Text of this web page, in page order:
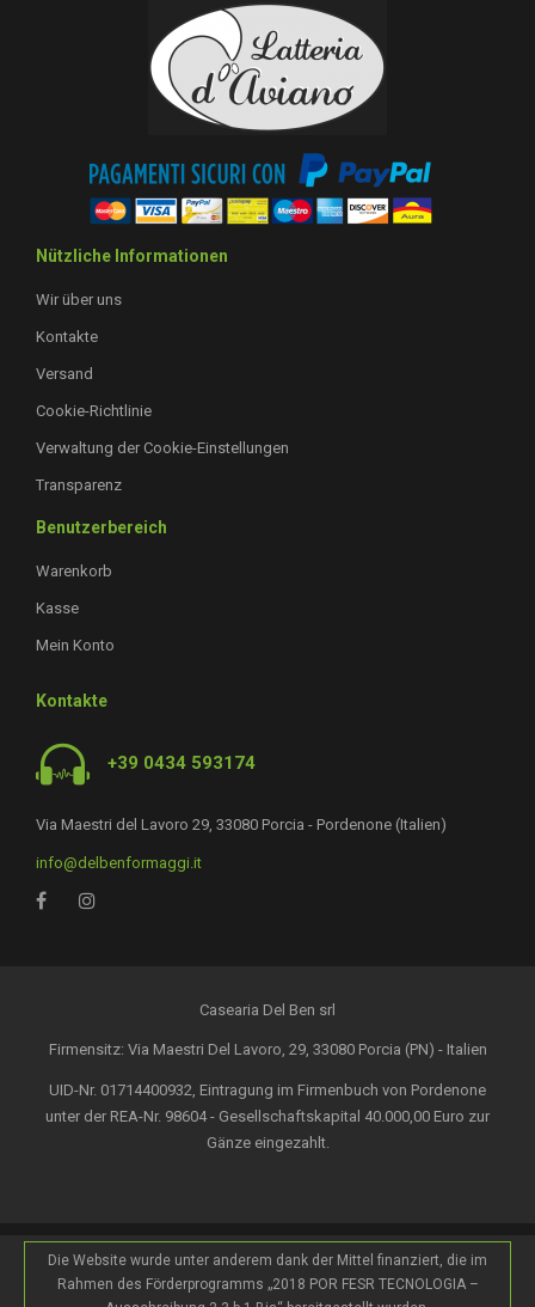
Nützliche Informationen
Wir über uns
Kontakte
Versand
Cookie-Richtlinie
Verwaltung der Cookie-Einstellungen
Transparenz
Benutzerbereich
Warenkorb
Kasse
Mein Konto
Kontakte
+39 0434 593174
Via Maestri del Lavoro 29, 33080 Porcia - Pordenone (Italien)
info@delbenformaggi.it
Casearia Del Ben srl
Firmensitz: Via Maestri Del Lavoro, 29, 33080 Porcia (PN) - Italien
UID-Nr. 01714400932, Eintragung im Firmenbuch von Pordenone
unter der REA-Nr. 98604 - Gesellschaftskapital 40.000,00 Euro zur
Gänze eingezahlt.
Die Website wurde unter anderem dank der Mittel finanziert, die im
Rahmen des Förderprogramms „2018 POR FESR TECNOLOGIA –